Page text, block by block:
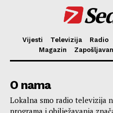
Vijesti Televizija Radio
Magazin
O nama
Lokalna smo radio televizija
programa i obilježavanja